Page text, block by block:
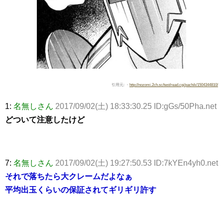
引用元: ・ http://nozomi.2ch.sc/test/read.cgi/pachik/1504344810/
1: 名無しさん 2017/09/02(土) 18:33:30.25 ID:gGs/50Pha.net
どついて注意したけど
7: 名無しさん 2017/09/02(土) 19:27:50.53 ID:7kYEn4yh0.net
それで落ちたら大クレームだよなぁ
平均出玉くらいの保証されてギリギリ許す